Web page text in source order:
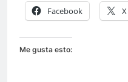
Facebook X
Me gusta esto: